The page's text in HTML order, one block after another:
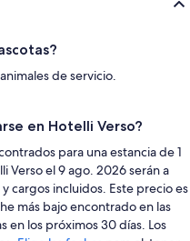
de servicio.
en Hotelli Verso?
para una estancia de 1
Verso el 9 ago. 2026 serán a
cargos incluidos. Este precio es
más bajo encontrado en las
en los próximos 30 días. Los